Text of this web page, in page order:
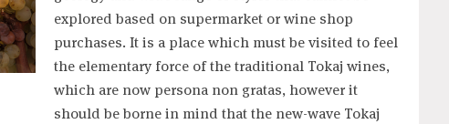
explored based on supermarket or wine shop
purchases. It is a place which must be visited to feel
the elementary force of the traditional Tokaj wines,
which are now persona non gratas, however it
should be borne in mind that the new-wave Tokaj